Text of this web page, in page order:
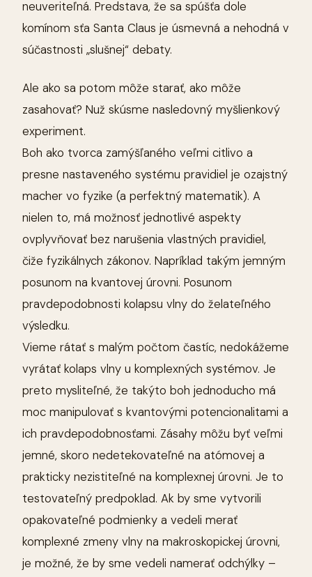
neuveriteľná. Predstava, že sa spúšťa dole
komínom sťa Santa Claus je úsmevná a nehodná v
súčastnosti „slušnej“ debaty.
Ale ako sa potom môže starať, ako môže
zasahovať? Nuž skúsme nasledovný myšlienkový
experiment.
Boh ako tvorca zamýšľaného veľmi citlivo a
presne nastaveného systému pravidiel je ozajstný
macher vo fyzike (a perfektný matematik). A
nielen to, má možnosť jednotlivé aspekty
ovplyvňovať bez narušenia vlastných pravidiel,
čiže fyzikálnych zákonov. Napríklad takým jemným
posunom na kvantovej úrovni. Posunom
pravdepodobnosti kolapsu vlny do želateľného
výsledku.
Vieme rátať s malým počtom častíc, nedokážeme
vyrátať kolaps vlny u komplexných systémov. Je
preto mysliteľné, že takýto boh jednoducho má
moc manipulovať s kvantovými potencionalitami a
ich pravdepodobnosťami. Zásahy môžu byť veľmi
jemné, skoro nedetekovateľné na atómovej a
prakticky nezistiteľné na komplexnej úrovni. Je to
testovateľný predpoklad. Ak by sme vytvorili
opakovateľné podmienky a vedeli merať
komplexné zmeny vlny na makroskopickej úrovni,
je možné, že by sme vedeli namerať odchýlky –